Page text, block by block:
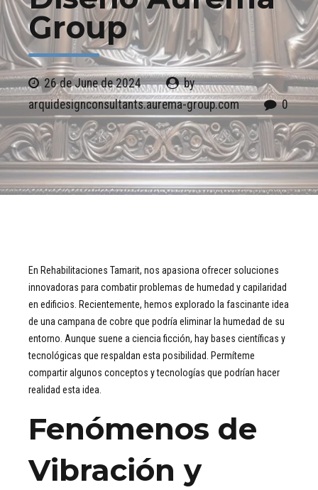
Group
26 de June de 2024
by
arquidesignconsultants.aurema-group.com
0
En Rehabilitaciones Tamarit, nos apasiona ofrecer soluciones
innovadoras para combatir problemas de humedad y capilaridad
en edificios. Recientemente, hemos explorado la fascinante idea
de una campana de cobre que podría eliminar la humedad de su
entorno. Aunque suene a ciencia ficción, hay bases científicas y
tecnológicas que respaldan esta posibilidad. Permíteme
compartir algunos conceptos y tecnologías que podrían hacer
realidad esta idea.
Fenómenos de
Vibración y